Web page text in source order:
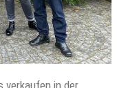
verkaufen in der